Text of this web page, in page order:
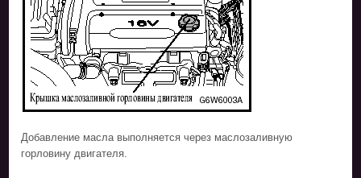
Добавление масла выполняется через маслозаливную
горловину двигателя.